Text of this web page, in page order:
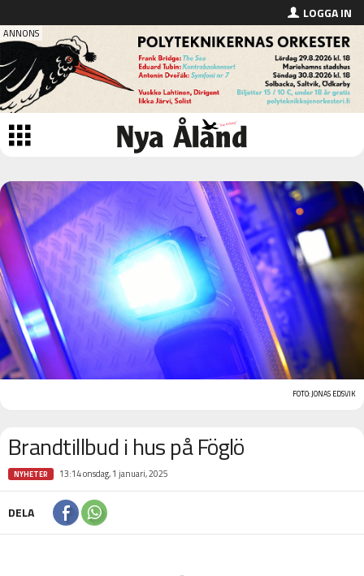
LOGGA IN
FOTO: JONAS EDSVIK
Brandtillbud i hus på Föglö
NYHETER 13:14 onsdag, 1 januari, 2025
DELA